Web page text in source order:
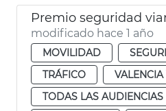
Premio seguridad
modificado hace 1 año
MOVILIDAD
TRÁFICO
TODAS LAS AUDIENCIAS